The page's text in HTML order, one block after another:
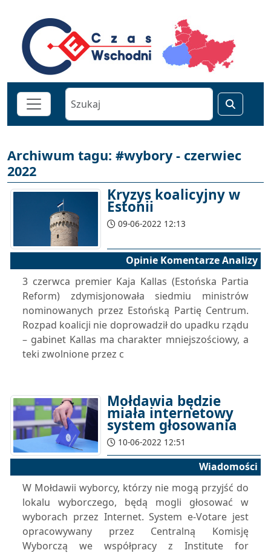
Archiwum tagu: #wybory - czerwiec
2022
Kryzys koalicyjny w
Estonii
09-06-2022 12:13
Opinie Komentarze Analizy
3 czerwca premier Kaja Kallas (Estońska Partia
Reform) zdymisjonowała siedmiu ministrów
nominowanych przez Estońską Partię Centrum.
Rozpad koalicji nie doprowadził do upadku rządu
– gabinet Kallas ma charakter mniejszościowy, a
teki zwolnione przez c
Mołdawia będzie
miała internetowy
system głosowania
10-06-2022 12:51
Wiadomości
W Mołdawii wyborcy, którzy nie mogą przyjść do
lokalu wyborczego, będą mogli głosować w
wyborach przez Internet. System e-Votare jest
opracowywany przez Centralną Komisję
Wyborczą we współpracy z Institute for